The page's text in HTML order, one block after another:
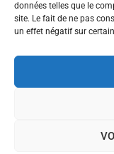
données telles que le
site. Le fait de ne pas
un effet négatif sur
au titre de la catégorie
Actions de formation